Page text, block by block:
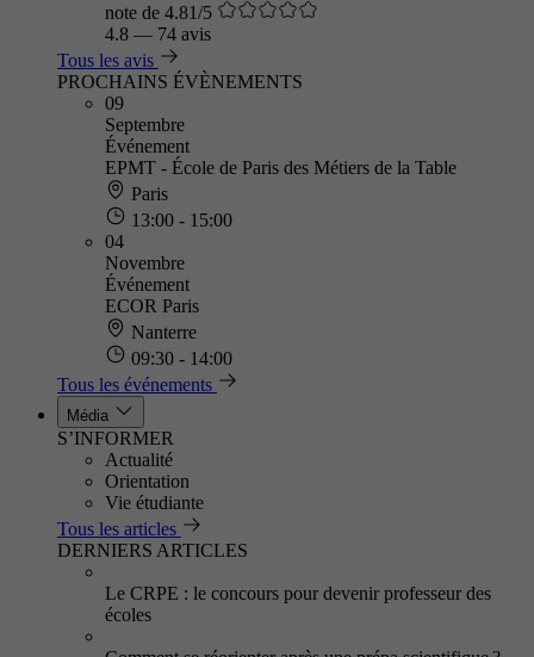
note de 4.81/5
4.8 — 74 avis
Tous les avis
PROCHAINS ÉVÈNEMENTS
09
Septembre
Événement
EPMT - École de Paris des Métiers de la Table
Paris
13:00 - 15:00
04
Novembre
Événement
ECOR Paris
Nanterre
09:30 - 14:00
Tous les événements
Média
S’INFORMER
Actualité
Orientation
Vie étudiante
Tous les articles
DERNIERS ARTICLES
Le CRPE : le concours pour devenir professeur des
écoles